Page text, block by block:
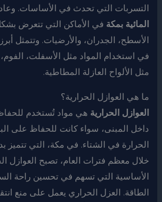
التسربات التي تحدث في الأساسات.
المائية بمكة في الأماكن التي تتعرض
الأسطح، الجدران، والأرضيات. وتتمثل أبرز
في استخدام المواد مثل الأسفلت، الفوم،
مثل الألواح العازلة المطاطية.
ما هي العوازل الحرارية؟
العوازل الحرارية هي مواد تُستخدم
داخل المبنى، سواء كانت للحفاظ على
الحرارة في الشتاء. في مكة، التي تتميز
خلال معظم فترات العام، تصبح العوازل
الأساسية التي تسهم في تحسين راحة
الطاقة. العزل الحراري يعمل على منع